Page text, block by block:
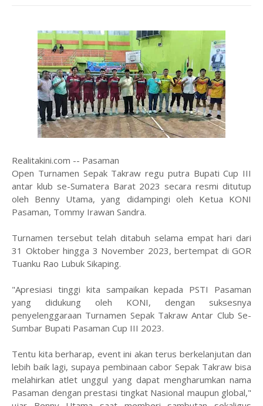
Realitakini.com -- Pasaman
Open Turnamen Sepak Takraw regu putra Bupati Cup III
antar klub se-Sumatera Barat 2023 secara resmi ditutup
oleh Benny Utama, yang didampingi oleh Ketua KONI
Pasaman, Tommy Irawan Sandra.
Turnamen tersebut telah ditabuh selama empat hari dari
31 Oktober hingga 3 November 2023, bertempat di GOR
Tuanku Rao Lubuk Sikaping.
"Apresiasi tinggi kita sampaikan kepada PSTI Pasaman
yang didukung oleh KONI, dengan suksesnya
penyelenggaraan Turnamen Sepak Takraw Antar Club Se-
Sumbar Bupati Pasaman Cup III 2023.
Tentu kita berharap, event ini akan terus berkelanjutan dan
lebih baik lagi, supaya pembinaan cabor Sepak Takraw bisa
melahirkan atlet unggul yang dapat mengharumkan nama
Pasaman dengan prestasi tingkat Nasional maupun global,"